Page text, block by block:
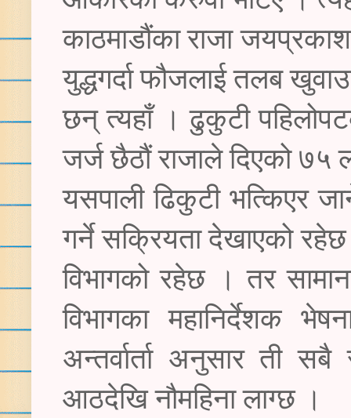
काठमाडौंका राजा
युद्धगर्दा फौजलाई तलब
छन् त्यहाँ । ढुकुटी
जर्ज छैठौं राजाले दिएको ७५
यसपाली ढिकुटी भत्किएर
गर्ने सक्रियता देखाएको रहेछ
विभागको रहेछ । तर
विभागका महानिर्देशक
अन्तर्वार्ता अनुसार ती
आठदेखि नौमहिना लाग्छ ।